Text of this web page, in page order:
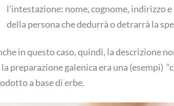
l’intestazione: nome, cognome, indirizzo
della persona che dedurrà o detrarrà la
in questo caso, quindi, la descrizione
la preparazione galenica era una (esempi)
a base di erbe.